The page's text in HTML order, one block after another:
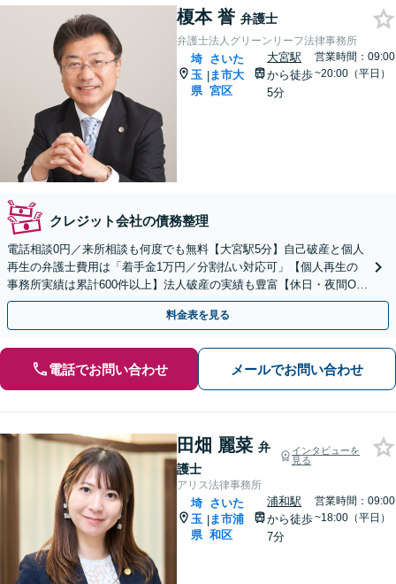
榎本 誉 弁護士
弁護士法人グリーンリーフ法律事務所
埼
玉
県
|
さいた
ま市大
宮区
大宮駅
から徒歩
5分
営業時間：09:00
~20:00（平日）
クレジット会社の債務整理
電話相談0円／来所相談も何度でも無料【大宮駅5分】自己破産と個人
再生の弁護士費用は「着手金1万円／分割払い対応可」【個人再生の
事務所実績は累計600件以上】法人破産の実績も豊富【休日・夜間O
K】オンライン相談もできます
料金表を見る
電話でお問い合わせ メールでお問い合わせ
田畑 麗菜 弁
護士
インタビューを
見る
アリス法律事務所
埼
玉
県
|
さいた
ま市浦
和区
浦和駅
から徒歩
7分
営業時間：09:00
~18:00（平日）